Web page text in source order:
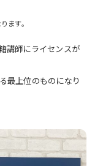
ます。
講師にライセンスが
最上位のものになり